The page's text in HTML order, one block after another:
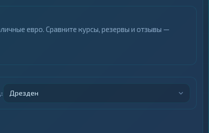
евро. Сравните курсы, резервы и отзывы —
Дрезден